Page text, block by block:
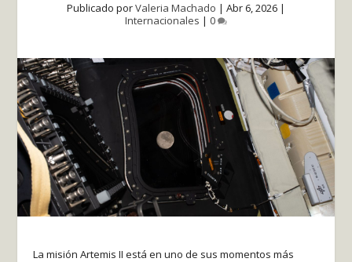
Publicado porValeria Machado | Abr 6, 2026 |
Internacionales | 0
La misión Artemis II está en uno de sus momentos más